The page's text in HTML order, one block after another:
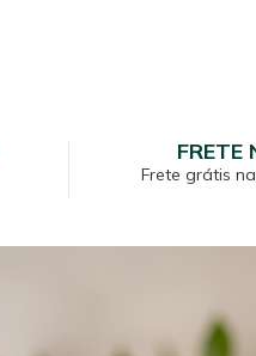
FRETE
Frete grátis